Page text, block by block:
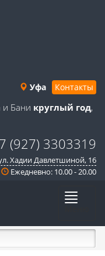
Уфа Контакты
и Бани круглый год,
(927) 3303319
Хадии Давлетшиной, 16
Ежедневно: 10.00 - 20.00